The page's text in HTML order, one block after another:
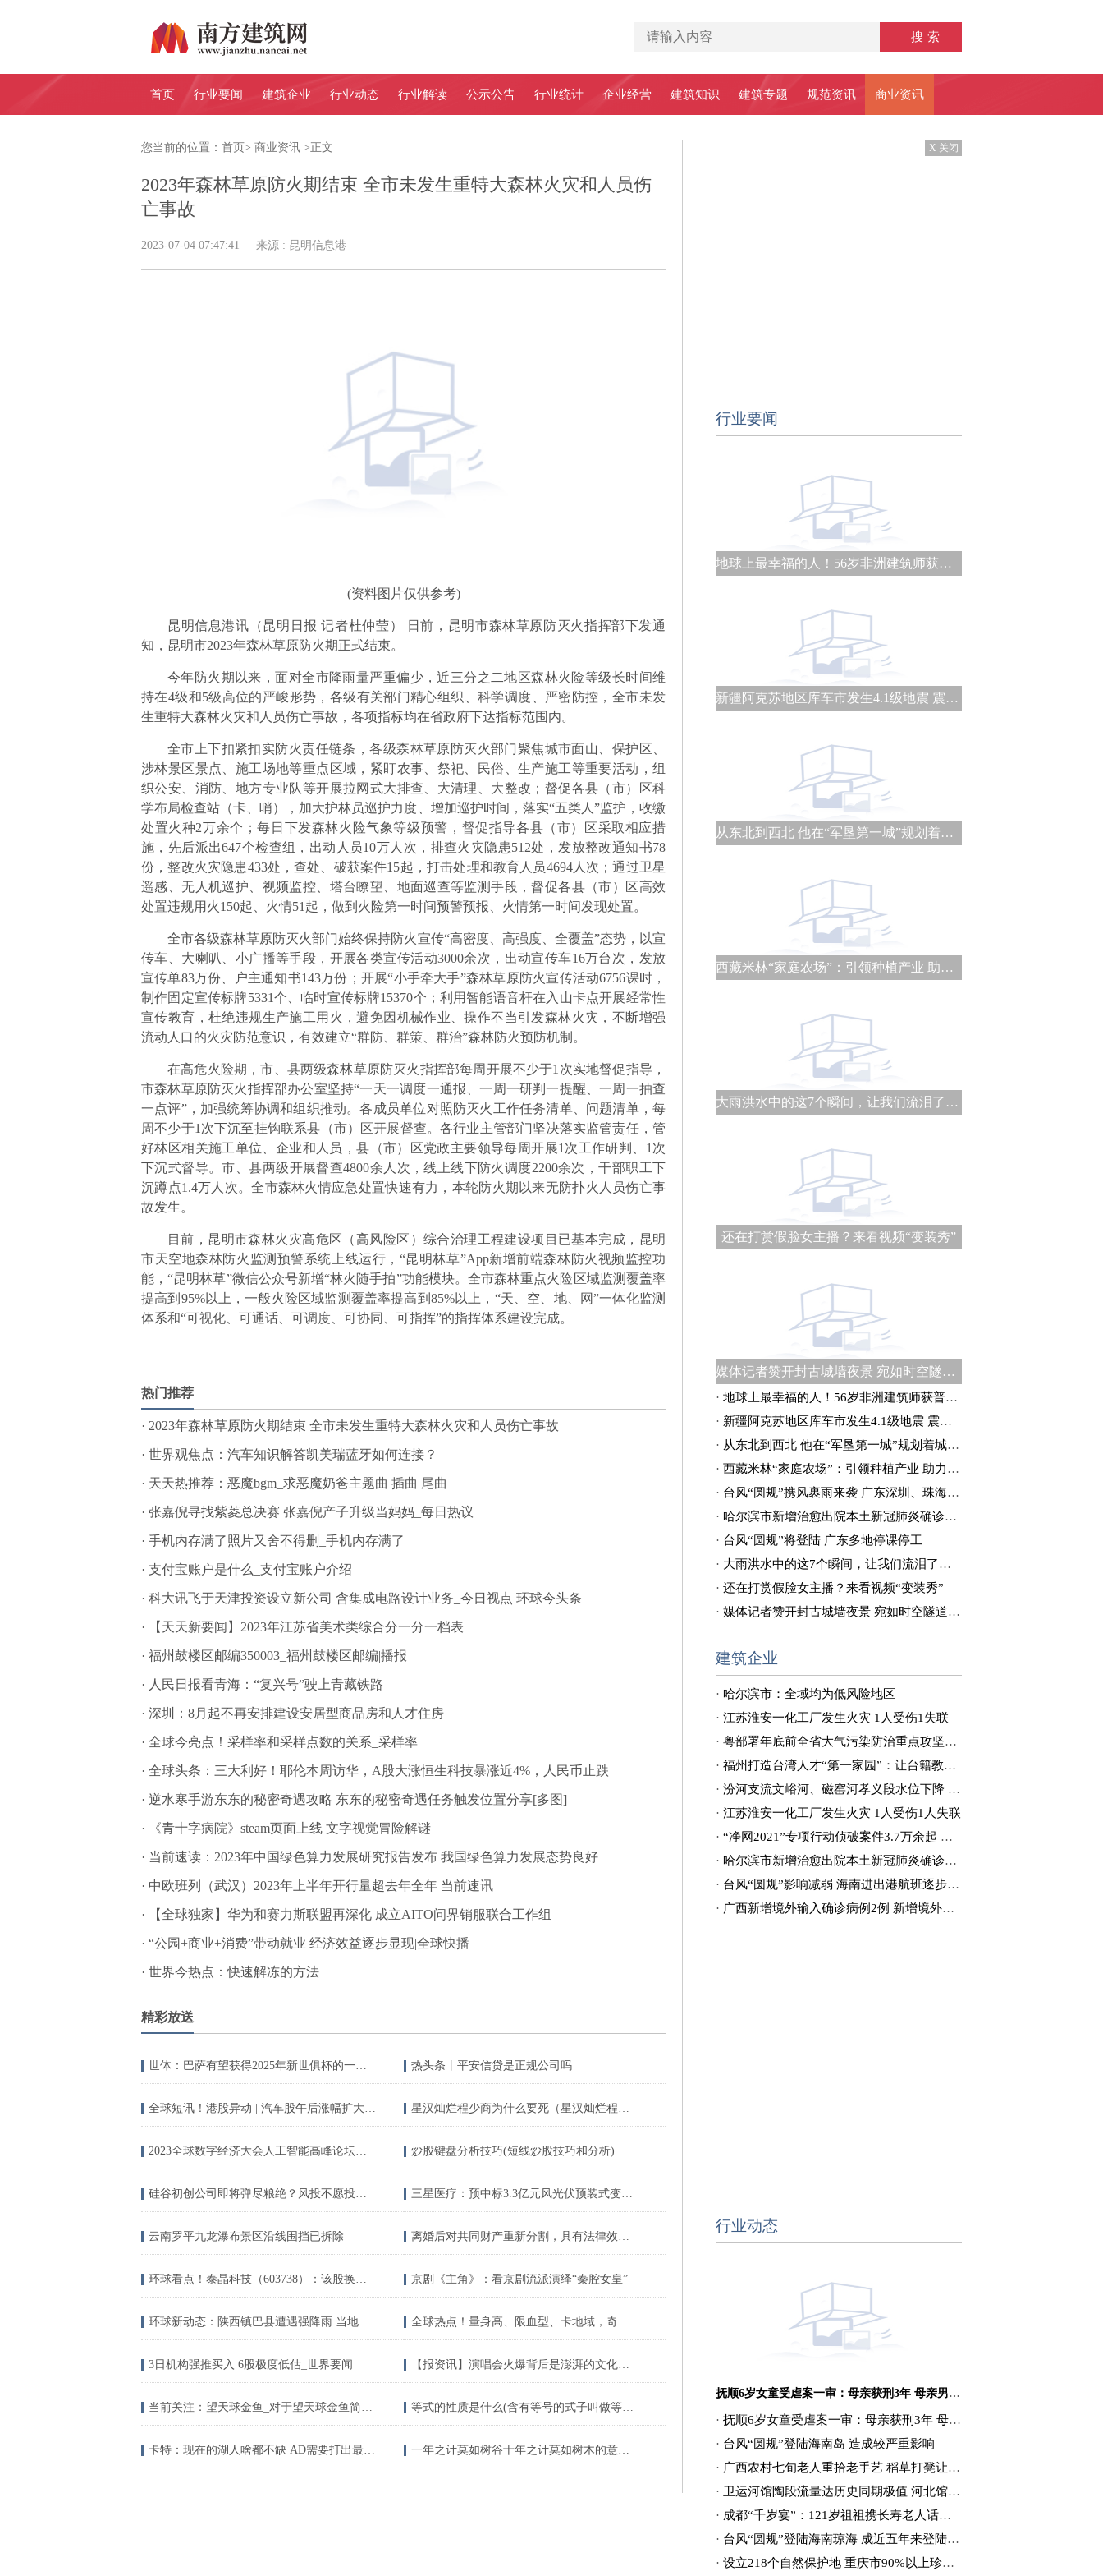
首页 行业要闻 建筑企业 行业动态 行业解读 公示公告 行业统计 企业经营 建筑知识 建筑专题 规范资讯 商业资讯
您当前的位置： 首页 > 商业资讯 > 正文
2023年森林草原防火期结束 全市未发生重特大森林火灾和人员伤
亡事故
2023-07-04 07:47:41 来源 : 昆明信息港
(资料图片仅供参考)
昆明信息港讯（昆明日报 记者杜仲莹） 日前，昆明市森林草原防灭火指挥部下发通
知，昆明市2023年森林草原防火期正式结束。
今年防火期以来，面对全市降雨量严重偏少，近三分之二地区森林火险等级长时间维
持在4级和5级高位的严峻形势，各级有关部门精心组织、科学调度、严密防控，全市未发
生重特大森林火灾和人员伤亡事故，各项指标均在省政府下达指标范围内。
全市上下扣紧扣实防火责任链条，各级森林草原防灭火部门聚焦城市面山、保护区、
涉林景区景点、施工场地等重点区域，紧盯农事、祭祀、民俗、生产施工等重要活动，组
织公安、消防、地方专业队等开展拉网式大排查、大清理、大整改；督促各县（市）区科
学布局检查站（卡、哨），加大护林员巡护力度、增加巡护时间，落实“五类人”监护，收缴
处置火种2万余个；每日下发森林火险气象等级预警，督促指导各县（市）区采取相应措
施，先后派出647个检查组，出动人员10万人次，排查火灾隐患512处，发放整改通知书78
份，整改火灾隐患433处，查处、破获案件15起，打击处理和教育人员4694人次；通过卫星
遥感、无人机巡护、视频监控、塔台瞭望、地面巡查等监测手段，督促各县（市）区高效
处置违规用火150起、火情51起，做到火险第一时间预警预报、火情第一时间发现处置。
全市各级森林草原防灭火部门始终保持防火宣传“高密度、高强度、全覆盖”态势，以宣
传车、大喇叭、小广播等手段，开展各类宣传活动3000余次，出动宣传车16万台次，发放
宣传单83万份、户主通知书143万份；开展“小手牵大手”森林草原防火宣传活动6756课时，
制作固定宣传标牌5331个、临时宣传标牌15370个；利用智能语音杆在入山卡点开展经常性
宣传教育，杜绝违规生产施工用火，避免因机械作业、操作不当引发森林火灾，不断增强
流动人口的火灾防范意识，有效建立“群防、群策、群治”森林防火预防机制。
在高危火险期，市、县两级森林草原防灭火指挥部每周开展不少于1次实地督促指导，
市森林草原防灭火指挥部办公室坚持“一天一调度一通报、一周一研判一提醒、一周一抽查
一点评”，加强统筹协调和组织推动。各成员单位对照防灭火工作任务清单、问题清单，每
周不少于1次下沉至挂钩联系县（市）区开展督查。各行业主管部门坚决落实监管责任，管
好林区相关施工单位、企业和人员，县（市）区党政主要领导每周开展1次工作研判、1次
下沉式督导。市、县两级开展督查4800余人次，线上线下防火调度2200余次，干部职工下
沉蹲点1.4万人次。全市森林火情应急处置快速有力，本轮防火期以来无防扑火人员伤亡事
故发生。
目前，昆明市森林火灾高危区（高风险区）综合治理工程建设项目已基本完成，昆明
市天空地森林防火监测预警系统上线运行，“昆明林草”App新增前端森林防火视频监控功
能，“昆明林草”微信公众号新增“林火随手拍”功能模块。全市森林重点火险区域监测覆盖率
提高到95%以上，一般火险区域监测覆盖率提高到85%以上，“天、空、地、网”一体化监测
体系和“可视化、可通话、可调度、可协同、可指挥”的指挥体系建设完成。
热门推荐
· 2023年森林草原防火期结束 全市未发生重特大森林火灾和人员伤亡事故
· 世界观焦点：汽车知识解答凯美瑞蓝牙如何连接？
· 天天热推荐：恶魔bgm_求恶魔奶爸主题曲 插曲 尾曲
· 张嘉倪寻找紫菱总决赛 张嘉倪产子升级当妈妈_每日热议
· 手机内存满了照片又舍不得删_手机内存满了
· 支付宝账户是什么_支付宝账户介绍
· 科大讯飞于天津投资设立新公司 含集成电路设计业务_今日视点 环球今头条
· 【天天新要闻】2023年江苏省美术类综合分一分一档表
· 福州鼓楼区邮编350003_福州鼓楼区邮编|播报
· 人民日报看青海：“复兴号”驶上青藏铁路
· 深圳：8月起不再安排建设安居型商品房和人才住房
· 全球今亮点！采样率和采样点数的关系_采样率
· 全球头条：三大利好！耶伦本周访华，A股大涨恒生科技暴涨近4%，人民币止跌
· 逆水寒手游东东的秘密奇遇攻略 东东的秘密奇遇任务触发位置分享[多图]
· 《青十字病院》steam页面上线 文字视觉冒险解谜
· 当前速读：2023年中国绿色算力发展研究报告发布 我国绿色算力发展态势良好
· 中欧班列（武汉）2023年上半年开行量超去年全年 当前速讯
· 【全球独家】华为和赛力斯联盟再深化 成立AITO问界销服联合工作组
· “公园+商业+消费”带动就业 经济效益逐步显现|全球快播
· 世界今热点：快速解冻的方法
精彩放送
热头条丨平安信贷是正规公司吗
炒股键盘分析技巧(短线炒股技巧和分析)
三星医疗：预中标3.3亿元风光伏预装式变电站项目
云南罗平九龙瀑布景区沿线围挡已拆除
京剧《主角》：看京剧流派演绎“秦腔女皇”
全球热点！量身高、限血型、卡地域，奇葩招聘为哪般？
3日机构强推买入 6股极度低估_世界要闻 【报资讯】演唱会火爆背后是澎湃的文化活力
等式的性质是什么(含有等号的式子叫做等式)-今热点
一年之计莫如树谷十年之计莫如树木的意思_一年之计莫如树谷十年之计终身之计
X 关闭
行业要闻
地球上最幸福的人！56岁非洲建筑师获普利兹克建筑奖
新疆阿克苏地区库车市发生4.1级地震 震源深度21千米
从东北到西北 他在“军垦第一城”规划着城建未来
西藏米林“家庭农场”：引领种植产业 助力乡村振兴
大雨洪水中的这7个瞬间，让我们流泪了……
还在打赏假脸女主播？来看视频“变装秀”
媒体记者赞开封古城墙夜景 宛如时空隧道式“穿越”体验
· 地球上最幸福的人！56岁非洲建筑师获普利兹克建筑奖
· 新疆阿克苏地区库车市发生4.1级地震 震源深度21千米
· 从东北到西北 他在“军垦第一城”规划着城建未来
· 西藏米林“家庭农场”：引领种植产业 助力乡村振兴
· 台风“圆规”携风裹雨来袭 广东深圳、珠海等地停课停工
· 哈尔滨市新增治愈出院本土新冠肺炎确诊病例8例
· 台风“圆规”将登陆 广东多地停课停工
· 大雨洪水中的这7个瞬间，让我们流泪了……
· 还在打赏假脸女主播？来看视频“变装秀”
· 媒体记者赞开封古城墙夜景 宛如时空隧道式“穿越”体验
建筑企业
· 哈尔滨市：全域均为低风险地区
· 江苏淮安一化工厂发生火灾 1人受伤1失联
· 粤部署年底前全省大气污染防治重点攻坚工作
· 福州打造台湾人才“第一家园”：让台籍教师“来得了、留得下”
· 汾河支流文峪河、磁窑河孝义段水位下降 正在推进决口封堵
· 江苏淮安一化工厂发生火灾 1人受伤1人失联
· “净网2021”专项行动侦破案件3.7万余起 抓获嫌犯8万余人
· 哈尔滨市新增治愈出院本土新冠肺炎确诊病例4例
· 台风“圆规”影响减弱 海南进出港航班逐步恢复
· 广西新增境外输入确诊病例2例 新增境外输入无症状感染者4例
行业动态
抚顺6岁女童受虐案一审：母亲获刑3年 母亲男友获刑16年
· 抚顺6岁女童受虐案一审：母亲获刑3年 母亲男友获刑16年
· 台风“圆规”登陆海南岛 造成较严重影响
· 广西农村七旬老人重拾老手艺 稻草打凳让秸秆“变废为宝”
· 卫运河馆陶段流量达历史同期极值 河北馆陶抗洪抢收
· 成都“千岁宴”：121岁祖祖携长寿老人话重阳
· 台风“圆规”登陆海南琼海 成近五年来登陆海南最强台风
· 设立218个自然保护地 重庆市90%以上珍稀濒危野生动植物获保护